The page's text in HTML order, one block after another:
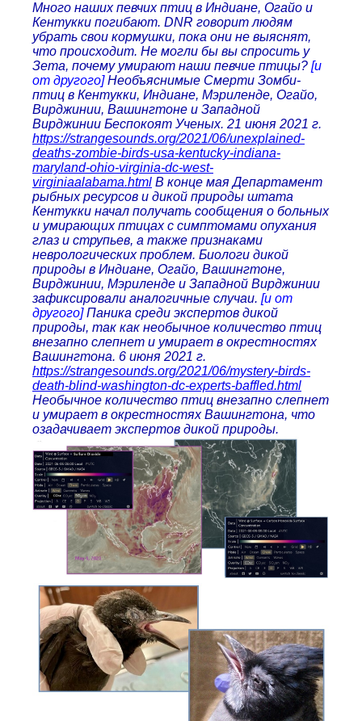
Много наших певчих птиц в Индиане, Огайо и
Кентукки погибают. DNR говорит людям
убрать свои кормушки, пока они не выяснят,
что происходит. Не могли бы вы спросить у
Зета, почему умирают наши певчие птицы? [и
от другого] Необъяснимые Смерти Зомби-
птиц в Кентукки, Индиане, Мэриленде, Огайо,
Вирджинии, Вашингтоне и Западной
Вирджинии Беспокоят Ученых. 21 июня 2021 г.
https://strangesounds.org/2021/06/unexplained-
deaths-zombie-birds-usa-kentucky-indiana-
maryland-ohio-virginia-dc-west-
virginiaalabama.html В конце мая Департамент
рыбных ресурсов и дикой природы штата
Кентукки начал получать сообщения о больных
и умирающих птицах с симптомами опухания
глаз и струпьев, а также признаками
неврологических проблем. Биологи дикой
природы в Индиане, Огайо, Вашингтоне,
Вирджинии, Мэриленде и Западной Вирджинии
зафиксировали аналогичные случаи. [и от
другого] Паника среди экспертов дикой
природы, так как необычное количество птиц
внезапно слепнет и умирает в окрестностях
Вашингтона. 6 июня 2021 г.
https://strangesounds.org/2021/06/mystery-birds-
death-blind-washington-dc-experts-baffled.html
Необычное количество птиц внезапно слепнет
и умирает в окрестностях Вашингтона, что
озадачивает экспертов дикой природы.